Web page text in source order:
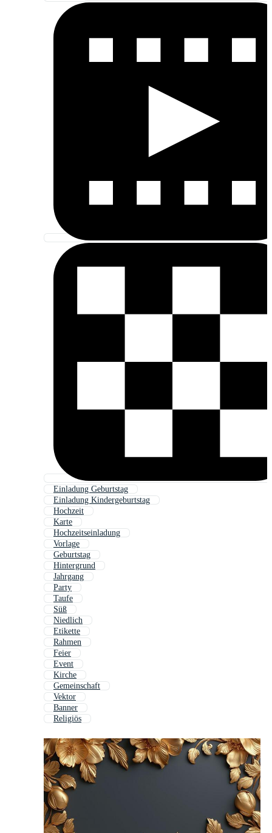
Einladung Geburtstag
Einladung Kindergeburtstag
Hochzeit
Karte
Hochzeitseinladung
Vorlage
Geburtstag
Hintergrund
Jahrgang
Party
Taufe
Süß
Niedlich
Etikette
Rahmen
Feier
Event
Kirche
Gemeinschaft
Vektor
Banner
Religiös